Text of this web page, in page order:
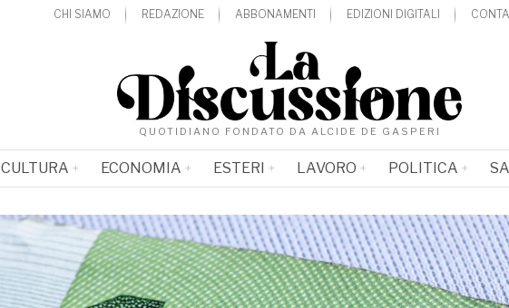
CHI SIAMO REDAZIONE ABBONAMENTI EDIZIONI DIGITALI
QUOTIDIANO FONDATO DA ALCIDE DE GASPERI
CULTURA ECONOMIA ESTERI LAVORO POLITICA